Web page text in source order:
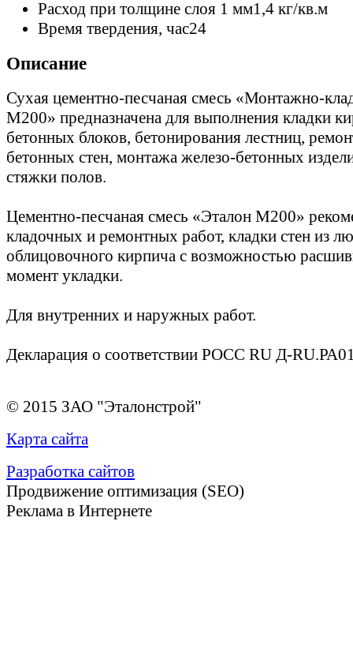
Расход при толщине слоя 1 мм1,4 кг/кв.м
Время твердения, час24
Описание
Сухая цементно-песчаная смесь «Монтажно-
М200» предназначена для выполнения кладки
бетонных блоков, бетонирования лестниц,
бетонных стен, монтажа железо-бетонных
стяжки полов.
Цементно-песчаная смесь «Эталон М200»
кладочных и ремонтных работ, кладки стен из
облицовочного кирпича с возможностью
момент укладки.
Для внутренних и наружных работ.
Декларация о соответствии РОСС RU Д-
© 2015 ЗАО "Эталонстрой"
Карта сайта
Разработка сайтов
Продвижение оптимизация (SEO)
Реклама в Интернете